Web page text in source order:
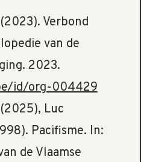
Verbond
van de
2023.
id/org-004429
Luc
Pacifisme. In:
de Vlaamse